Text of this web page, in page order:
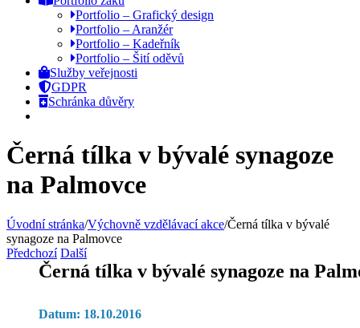
Portfolio – Grafický design
Portfolio – Aranžér
Portfolio – Kadeřník
Portfolio – Šití oděvů
Služby veřejnosti
GDPR
Schránka důvěry
Černá tílka v bývalé synagoze
na Palmovce
Úvodní stránka/Výchovně vzdělávací akce/Černá tílka v bývalé
synagoze na Palmovce
Předchozí Další
Černá tílka v bývalé synagoze na
Datum: 18.10.2016